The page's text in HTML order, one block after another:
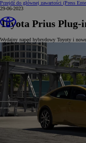
Przejdź do głównej zawartości (Press
29-06-2023
Toyota Prius
Wydajny napęd hybrydowy Toyoty i